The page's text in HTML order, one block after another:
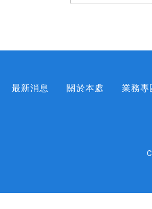
最新消息 關於本處 業務專